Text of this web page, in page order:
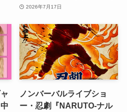
2026年7月17日
ノンバーバルライブショ
ー・忍劇『NARUTO-ナル